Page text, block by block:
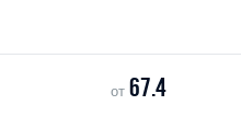
от67.4